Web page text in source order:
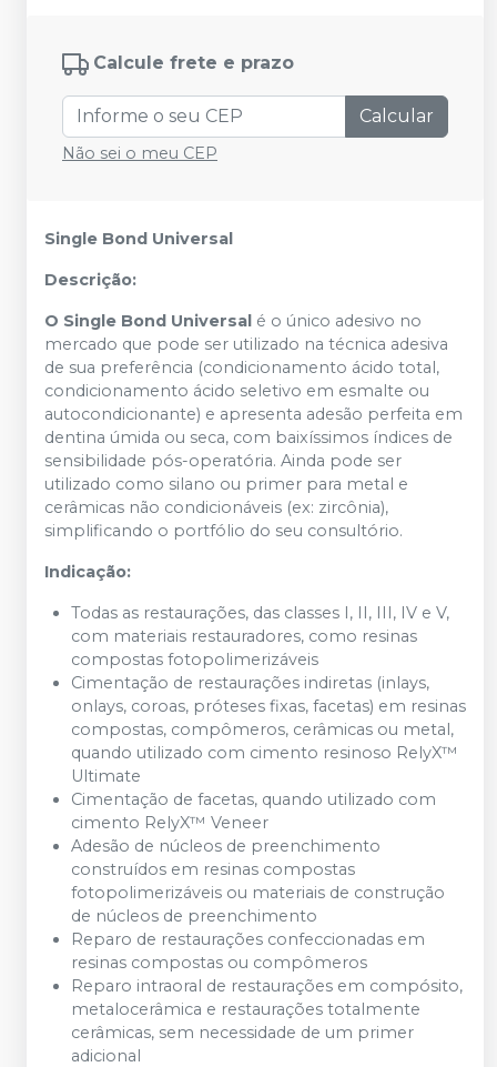
Calcule frete e prazo
Calcular
Não sei o meu CEP
Single Bond Universal
Descrição:
O Single Bond Universal é o único adesivo no
mercado que pode ser utilizado na técnica adesiva
de sua preferência (condicionamento ácido total,
condicionamento ácido seletivo em esmalte ou
autocondicionante) e apresenta adesão perfeita em
dentina úmida ou seca, com baixíssimos índices de
sensibilidade pós-operatória. Ainda pode ser
utilizado como silano ou primer para metal e
cerâmicas não condicionáveis (ex: zircônia),
simplificando o portfólio do seu consultório.
Indicação:
Todas as restaurações, das classes I, II, III, IV e V,
com materiais restauradores, como resinas
compostas fotopolimerizáveis
Cimentação de restaurações indiretas (inlays,
onlays, coroas, próteses fixas, facetas) em resinas
compostas, compômeros, cerâmicas ou metal,
quando utilizado com cimento resinoso RelyX™
Ultimate
Cimentação de facetas, quando utilizado com
cimento RelyX™ Veneer
Adesão de núcleos de preenchimento
construídos em resinas compostas
fotopolimerizáveis ou materiais de construção
de núcleos de preenchimento
Reparo de restaurações confeccionadas em
resinas compostas ou compômeros
Reparo intraoral de restaurações em compósito,
metalocerâmica e restaurações totalmente
cerâmicas, sem necessidade de um primer
adicional